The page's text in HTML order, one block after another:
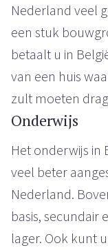
Nederland veel
een stuk
betaalt u in
van een huis
zult moeten
Onderwijs
Het onderwijs in
veel beter
Nederland.
basis, secundair
lager. Ook kunt